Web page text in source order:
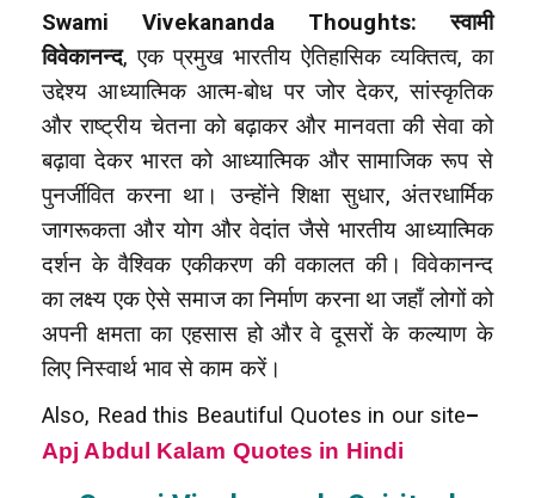
Swami Vivekananda Thoughts: स्वामी
विवेकानन्द, एक प्रमुख भारतीय ऐतिहासिक व्यक्तित्व, का
उद्देश्य आध्यात्मिक आत्म-बोध पर जोर देकर, सांस्कृतिक
और राष्ट्रीय चेतना को बढ़ाकर और मानवता की सेवा को
बढ़ावा देकर भारत को आध्यात्मिक और सामाजिक रूप से
पुनर्जीवित करना था। उन्होंने शिक्षा सुधार, अंतरधार्मिक
जागरूकता और योग और वेदांत जैसे भारतीय आध्यात्मिक
दर्शन के वैश्विक एकीकरण की वकालत की। विवेकानन्द
का लक्ष्य एक ऐसे समाज का निर्माण करना था जहाँ लोगों को
अपनी क्षमता का एहसास हो और वे दूसरों के कल्याण के
लिए निस्वार्थ भाव से काम करें।
Also, Read this Beautiful Quotes in our site–
Apj Abdul Kalam Quotes in Hindi